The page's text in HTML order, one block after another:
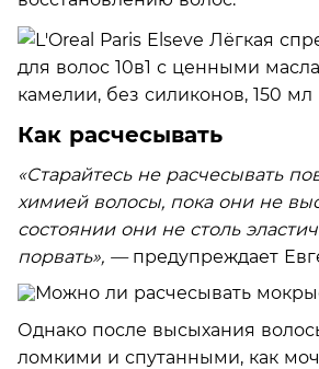
Как расчесывать
«Старайтесь не расчесывать
химией волосы, пока они не
состоянии они не столь
порвать», — предупреждает
Однако после высыхания
ломкими и спутанными, как